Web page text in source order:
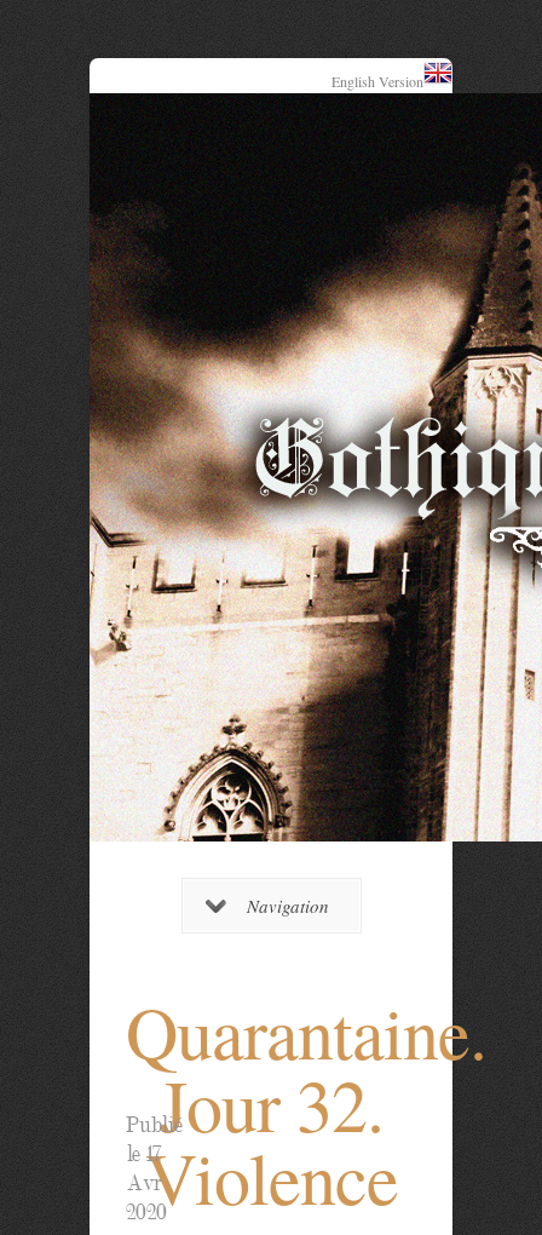
English Version
Navigation
Quarantaine.
Jour 32.
Violence
Publié
le 17
Avr
2020